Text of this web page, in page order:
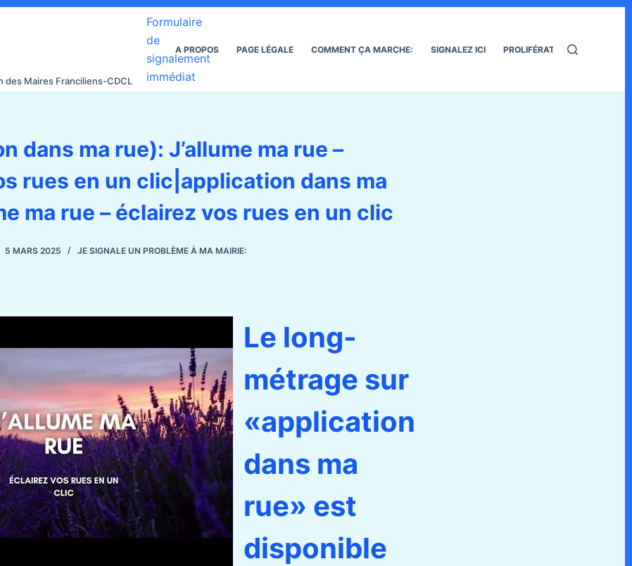
des Maires Franciliens-CDCL
Formulaire
de
signalement
immédiat
A PROPOS PAGE LÉGALE COMMENT ÇA MARCHE: SIGNALEZ ICI PROLIFÉRATION DES RATS
dans ma rue): J’allume ma rue –
rues en un clic|application dans ma
ma rue – éclairez vos rues en un clic
5 MARS 2025 JE SIGNALE UN PROBLÈME À MA MAIRIE:
Le long-
métrage sur
«application
dans ma
rue» est
disponible